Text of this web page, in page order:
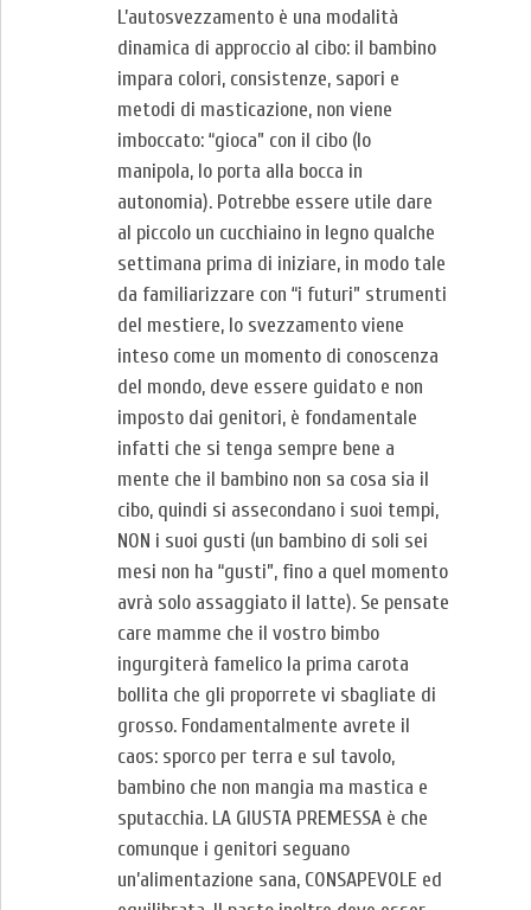
L’autosvezzamento è una modalità
dinamica di approccio al cibo: il bambino
impara colori, consistenze, sapori e
metodi di masticazione, non viene
imboccato: “gioca” con il cibo (lo
manipola, lo porta alla bocca in
autonomia). Potrebbe essere utile dare
al piccolo un cucchiaino in legno qualche
settimana prima di iniziare, in modo tale
da familiarizzare con “i futuri” strumenti
del mestiere, lo svezzamento viene
inteso come un momento di conoscenza
del mondo, deve essere guidato e non
imposto dai genitori, è fondamentale
infatti che si tenga sempre bene a
mente che il bambino non sa cosa sia il
cibo, quindi si assecondano i suoi tempi,
NON i suoi gusti (un bambino di soli sei
mesi non ha “gusti”, fino a quel momento
avrà solo assaggiato il latte). Se pensate
care mamme che il vostro bimbo
ingurgiterà famelico la prima carota
bollita che gli proporrete vi sbagliate di
grosso. Fondamentalmente avrete il
caos: sporco per terra e sul tavolo,
bambino che non mangia ma mastica e
sputacchia. LA GIUSTA PREMESSA è che
comunque i genitori seguano
un’alimentazione sana, CONSAPEVOLE ed